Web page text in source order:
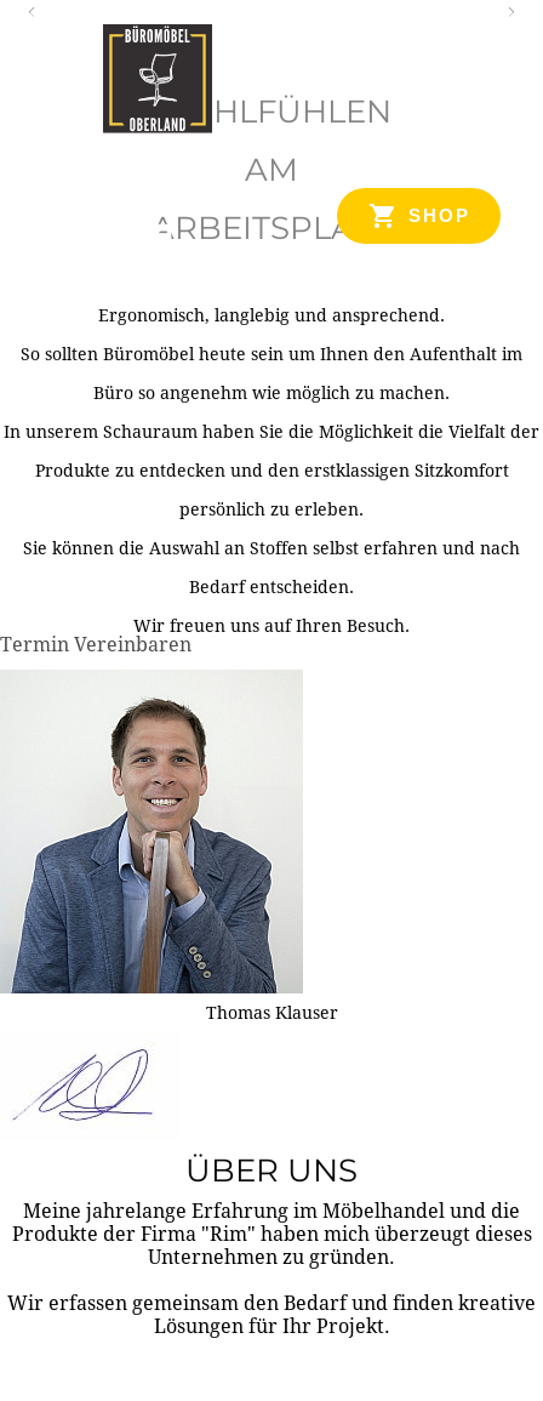
SHOP
WOHLFÜHLEN
AM
ARBEITSPLATZ
Ergonomisch, langlebig und ansprechend.
So sollten Büromöbel heute sein um Ihnen den Aufenthalt im
Büro so angenehm wie möglich zu machen.
In unserem Schauraum haben Sie die Möglichkeit die Vielfalt der
Produkte zu entdecken und den erstklassigen Sitzkomfort
persönlich zu erleben.
Sie können die Auswahl an Stoffen selbst erfahren und nach
Bedarf entscheiden.
Wir freuen uns auf Ihren Besuch.
Termin Vereinbaren
Thomas Klauser
ÜBER UNS
Meine jahrelange Erfahrung im Möbelhandel und die
Produkte der Firma "Rim" haben mich überzeugt dieses
Unternehmen zu gründen.
Wir erfassen gemeinsam den Bedarf und finden kreative
Lösungen für Ihr Projekt.